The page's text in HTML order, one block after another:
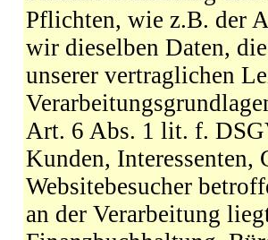
Pflichten, wie z.B. der
wir dieselben Daten,
unserer vertraglichen
Art. 6 Abs. 1 lit. f.
Kunden, Interessenten,
Websitebesucher
an der Verarbeitung